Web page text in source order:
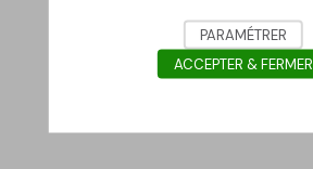
PARAMÉTRER
ACCEPTER & FERMER